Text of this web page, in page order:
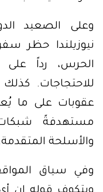
وعلى الصعيد
نيوزيلندا حظر
الحرس، رداً
للاحتجاجات. كذلك
عقوبات على ما
مستهدفةً شبكات
والأسلحة
وفي سياق